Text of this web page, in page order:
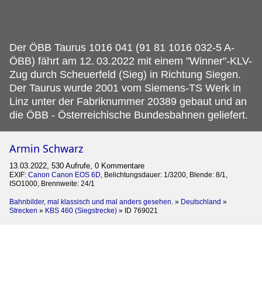
Der ÖBB Taurus 1016 041 (91 81 1016 032-5 A-
ÖBB) fährt am 12. 03.2022 mit einem "Winner"-KLV-
Zug durch Scheuerfeld (Sieg) in Richtung Siegen.
Der Taurus wurde 2001 vom Siemens-TS Werk in
Linz unter der Fabriknummer 20389 gebaut und an
die ÖBB - Österreichische Bundesbahnen geliefert.
Armin Schwarz
13.03.2022, 530 Aufrufe, 0 Kommentare
EXIF: Canon Canon EOS 6D , Belichtungsdauer: 1/3200, Blende: 8/1,
ISO1000, Brennweite: 24/1
Bahnbilder, mal klassisch und mal anders gesehen. » Deutschland »
Strecken » KBS 460 (Siegstrecke) » ID 769021